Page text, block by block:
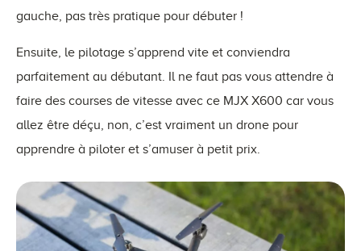
gauche, pas très pratique pour débuter !
Ensuite, le pilotage s’apprend vite et conviendra
parfaitement au débutant. Il ne faut pas vous attendre à
faire des courses de vitesse avec ce MJX X600 car vous
allez être déçu, non, c’est vraiment un drone pour
apprendre à piloter et s’amuser à petit prix.